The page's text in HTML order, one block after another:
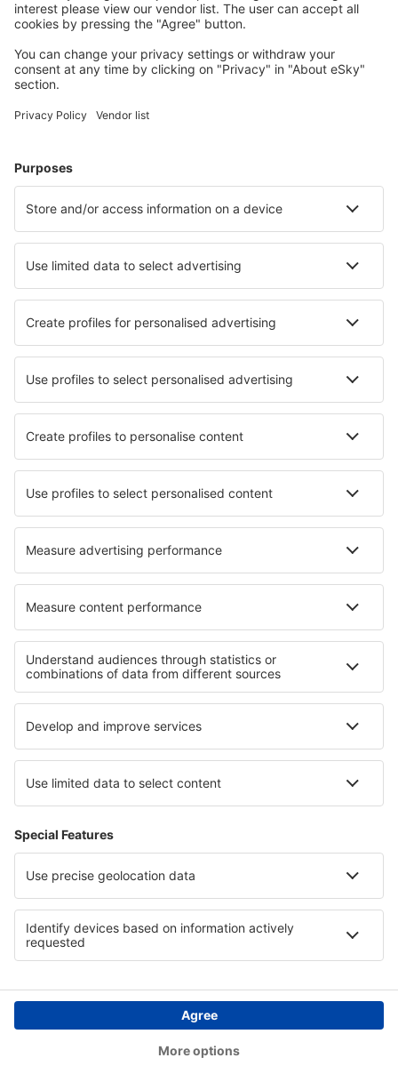
Plan uw reis
Vliegtickets
Stedentrip
Vlucht+hotel
Hotels
Parkeren
Transfers
Attracties
Kom meer te weten
Mobiele app
Luchtvaartmaatschappijen
KLM
Ryanair
Air France
Wizz Air
Transavia
Over eSky
Algemene voorwaarden
Mijn boekingen
Privacykennisgeving
Ondersteuning en contact
Privacy
Landen
Internationale sites
eSky.eu eSky.com eDestinos.com